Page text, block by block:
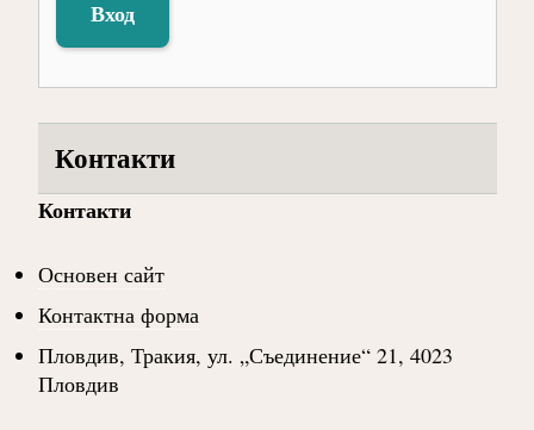
Вход
Контакти
Контакти
Основен сайт
Контактна форма
Пловдив, Тракия, ул. „Съединение“ 21, 4023
Пловдив